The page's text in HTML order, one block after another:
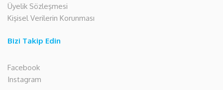
Üyelik Sözleşmesi
Kişisel Verilerin Korunması
Bizi Takip Edin
Facebook
Instagram